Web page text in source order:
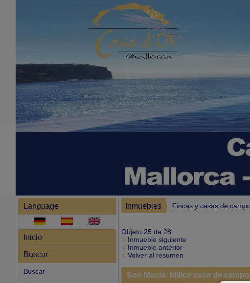
Language
Inicio
Buscar
Buscar
Inmuebles Fincas y casas de campo
Objeto 25 de 28
Inmueble siguiente
Inmueble anterior
Volver al resumen
Son Macià: Idílica casa de